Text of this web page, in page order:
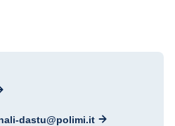
dastu@polimi.it